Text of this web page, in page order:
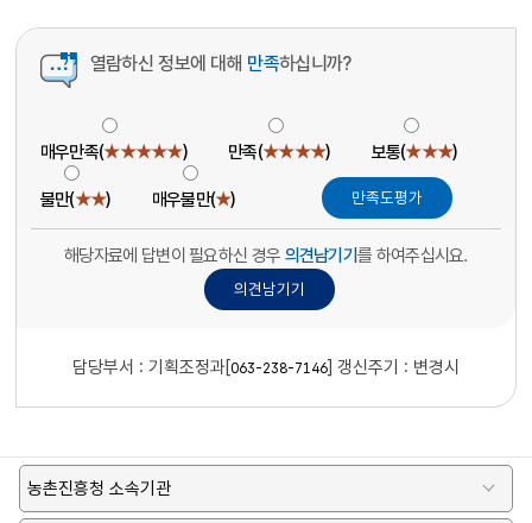
열람하신 정보에 대해 만족하십니까?
매우만족(★★★★★) 만족(★★★★) 보통(★★★)
불만(★★) 매우불만(★)
해당자료에 답변이 필요하신 경우 의견남기기를 하여주십시요.
담당부서 : 기획조정과[063-238-7146] 갱신주기 : 변경시
농촌진흥청 소속기관